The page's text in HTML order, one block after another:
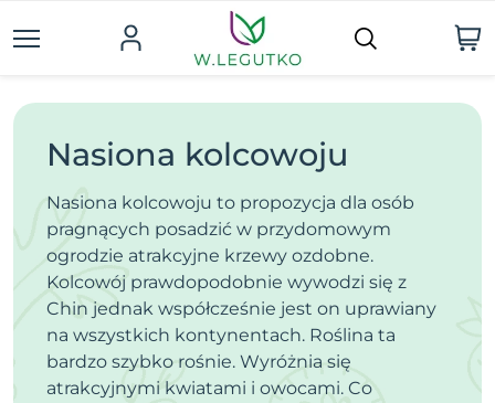
Nasiona kolcowoju
Nasiona kolcowoju to propozycja dla osób
pragnących posadzić w przydomowym
ogrodzie atrakcyjne krzewy ozdobne.
Kolcowój prawdopodobnie wywodzi się z
Chin jednak współcześnie jest on uprawiany
na wszystkich kontynentach. Roślina ta
bardzo szybko rośnie. Wyróżnia się
atrakcyjnymi kwiatami i owocami. Co